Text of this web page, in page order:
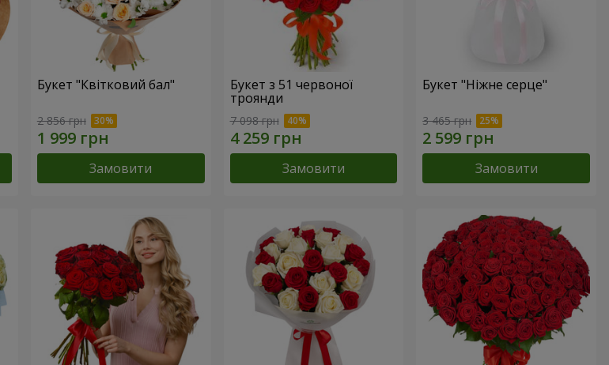
Букет "Квітковий бал"
2 856 грн
Замовити
Букет з 51 червоної
троянди
7 098 грн
Замовити
Букет "Ніжне серце"
3 465 грн
Замовити